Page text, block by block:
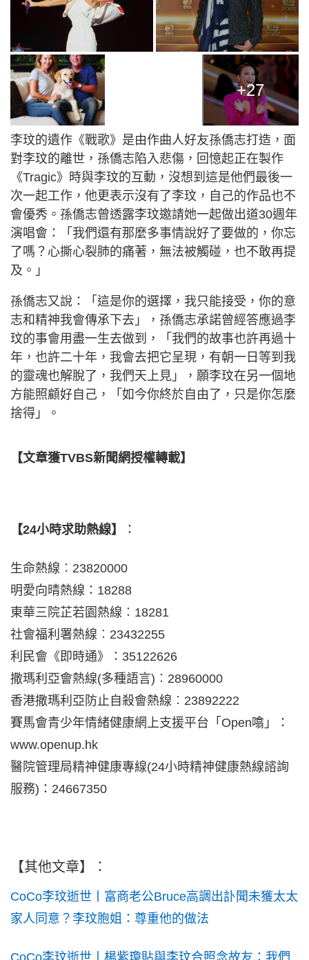
+27
李玟的遺作《戰歌》是由作曲人好友孫僑志打造，面
對李玟的離世，孫僑志陷入悲傷，回憶起正在製作
《Tragic》時與李玟的互動，沒想到這是他們最後一
次一起工作，他更表示沒有了李玟，自己的作品也不
會優秀。孫僑志曾透露李玟邀請她一起做出道30週年
演唱會：「我們還有那麼多事情說好了要做的，你忘
了嗎？心撕心裂肺的痛著，無法被觸碰，也不敢再提
及。」
孫僑志又說：「這是你的選擇，我只能接受，你的意
志和精神我會傳承下去」，孫僑志承諾曾經答應過李
玟的事會用盡一生去做到，「我們的故事也許再過十
年，也許二十年，我會去把它呈現，有朝一日等到我
的靈魂也解脫了，我們天上見」，願李玟在另一個地
方能照顧好自己，「如今你終於自由了，只是你怎麼
捨得」。
【文章獲TVBS新聞網授權轉載】
【24小時求助熱線】 ：
生命熱線︰23820000
明愛向晴熱線：18288
東華三院芷若園熱線︰18281
社會福利署熱線︰23432255
利民會《即時通》：35122626
撒瑪利亞會熱線(多種語言)︰28960000
香港撒瑪利亞防止自殺會熱線︰23892222
賽馬會青少年情緒健康網上支援平台「Open噏」：
www.openup.hk
醫院管理局精神健康專線(24小時精神健康熱線諮詢
服務)：24667350
【其他文章】：
CoCo李玟逝世丨富商老公Bruce高調出訃聞未獲太太
家人同意？李玟胞姐：尊重他的做法